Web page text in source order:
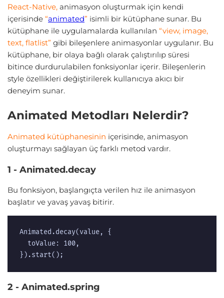
React-Native, animasyon oluşturmak için kendi
içerisinde “animated” isimli bir kütüphane sunar. Bu
kütüphane ile uygulamalarda kullanılan “view, image,
text, flatlist” gibi bileşenlere animasyonlar uygulanır. Bu
kütüphane, bir olaya bağlı olarak çalıştırılıp süresi
bitince durdurulabilen fonksiyonlar içerir. Bileşenlerin
style özellikleri değiştirilerek kullanıcıya akıcı bir
deneyim sunar.
Animated Metodları Nelerdir?
Animated kütüphanesinin içerisinde, animasyon
oluşturmayı sağlayan üç farklı metod vardır.
1 - Animated.decay
Bu fonksiyon, başlangıçta verilen hız ile animasyon
başlatır ve yavaş yavaş bitirir.
Animated.decay(value, {
}).start();
2 - Animated.spring